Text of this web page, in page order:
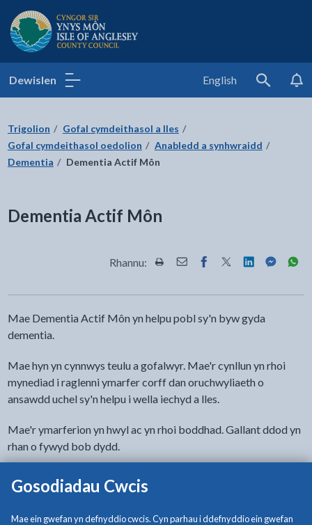
Gosodiadau Cwcis
Mae ein gwefan yn defnyddio cwcis. Cyn parhau i ddefnyddio ein gwefan
Cyngor Sir Ynys Môn
Dewislen English
Search
Trigolion
Gofal cymdeithasol a lles
Gofal cymdeithasol oedolion
Anabledd a synhwraidd
Dementia
Dementia Actif Môn
Dementia Actif Môn
Rhannu: Rhannwch y dudalen hon wrth
Rhannwch y dudalen hon
Rhannwch y dudalen
Rhannwch y
Rhannwch y
Mae Dementia Actif Môn yn helpu pobl sy'n byw gyda
dementia.
Mae hyn yn cynnwys teulu a gofalwyr. Mae'r cynllun yn rhoi
mynediad i raglenni ymarfer corff dan oruchwyliaeth o
ansawdd uchel sy'n helpu i wella iechyd a lles.
Mae'r ymarferion yn hwyl ac yn rhoi boddhad. Gallant ddod yn
rhan o fywyd bob dydd.
Ariennir Cynllun Dementia Actif Môn gan Gyngor Sir Ynys
Môn a Llywodraeth Cymru, trwy Gronfa Gofal Integredig